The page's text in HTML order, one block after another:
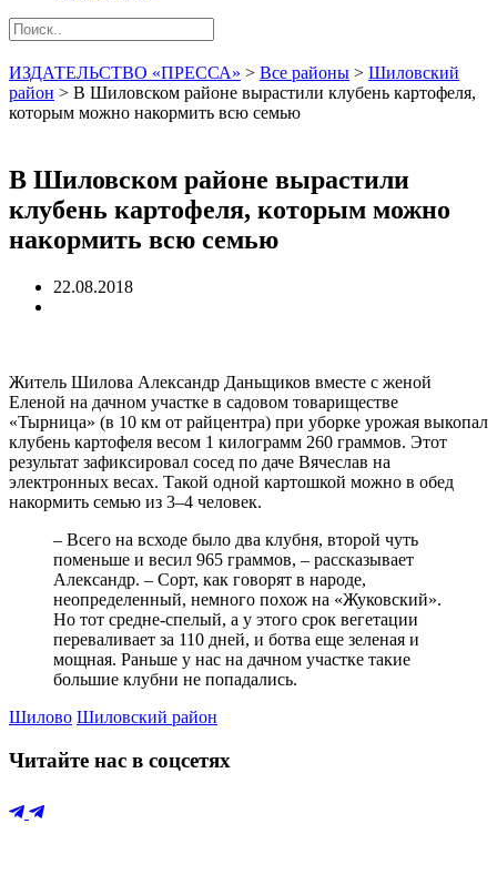
ИЗДАТЕЛЬСТВО «ПРЕССА» > Все районы > Шиловский
район > В Шиловском районе вырастили клубень картофеля,
которым можно накормить всю семью
В Шиловском районе вырастили
клубень картофеля, которым можно
накормить всю семью
22.08.2018
Житель Шилова Александр Даньщиков вместе с женой
Еленой на дачном участке в садовом товариществе
«Тырница» (в 10 км от райцентра) при уборке урожая выкопал
клубень картофеля весом 1 килограмм 260 граммов. Этот
результат зафиксировал сосед по даче Вячеслав на
электронных весах. Такой одной картошкой можно в обед
накормить семью из 3–4 человек.
– Всего на всходе было два клубня, второй чуть
поменьше и весил 965 граммов, – рассказывает
Александр. – Сорт, как говорят в народе,
неопределенный, немного похож на «Жуковский».
Но тот средне-спелый, а у этого срок вегетации
переваливает за 110 дней, и ботва еще зеленая и
мощная. Раньше у нас на дачном участке такие
большие клубни не попадались.
Шилово Шиловский район
Читайте нас в соцсетях